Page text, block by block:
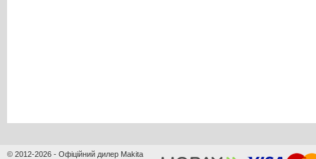
© 2012-2026 - Офіційний дилер Makita